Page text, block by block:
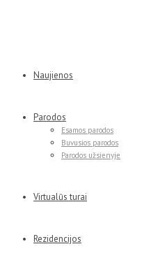
Naujienos
Parodos
Esamos parodos
Buvusios parodos
Parodos užsienyje
Virtualūs turai
Rezidencijos